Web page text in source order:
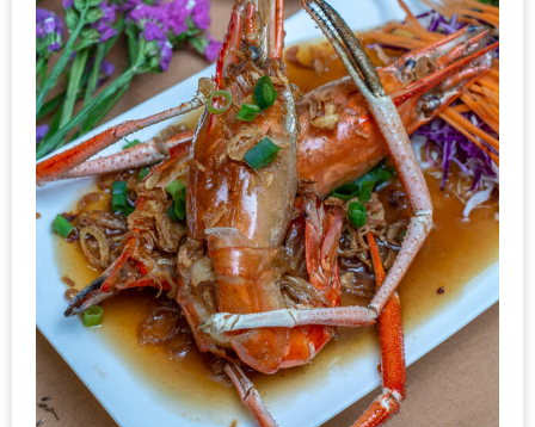
ยั้ง
หมู
กระทะ
&
ทะเล
เผา
เชียงใหม่
งบ
ไม่
บาน
ปลาย
ไม่
เกิน